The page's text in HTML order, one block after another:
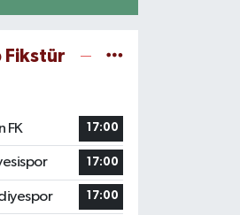
Fikstür
FK
17:00
17:00
17:00